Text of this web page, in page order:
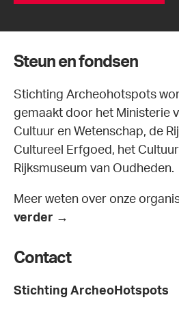
Steun en fondsen
Stichting Archeohotspots
gemaakt door het Ministerie
Cultuur en Wetenschap, de
Cultureel Erfgoed, het
Rijksmuseum van Oudheden.
Meer weten over onze
verder →
Contact
Stichting ArcheoHotspots